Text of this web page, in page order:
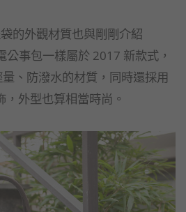
的外觀材質也與剛剛介紹
公事包一樣屬於 2017 新款式，
、防潑水的材質，同時還採用
，外型也算相當時尚。